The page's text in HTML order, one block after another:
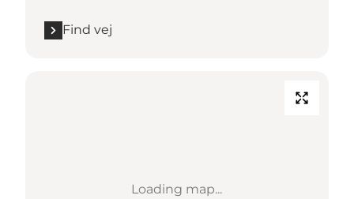
Find vej
Loading map...